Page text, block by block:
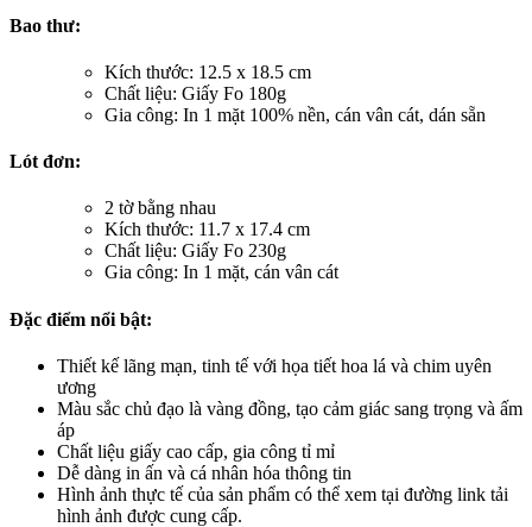
Bao thư:
Kích thước: 12.5 x 18.5 cm
Chất liệu: Giấy Fo 180g
Gia công: In 1 mặt 100% nền, cán vân cát, dán sẵn
Lót đơn:
2 tờ bằng nhau
Kích thước: 11.7 x 17.4 cm
Chất liệu: Giấy Fo 230g
Gia công: In 1 mặt, cán vân cát
Đặc điểm nổi bật:
Thiết kế lãng mạn, tinh tế với họa tiết hoa lá và chim uyên
ương
Màu sắc chủ đạo là vàng đồng, tạo cảm giác sang trọng và ấm
áp
Chất liệu giấy cao cấp, gia công tỉ mỉ
Dễ dàng in ấn và cá nhân hóa thông tin
Hình ảnh thực tế của sản phẩm có thể xem tại đường link tải
hình ảnh được cung cấp.